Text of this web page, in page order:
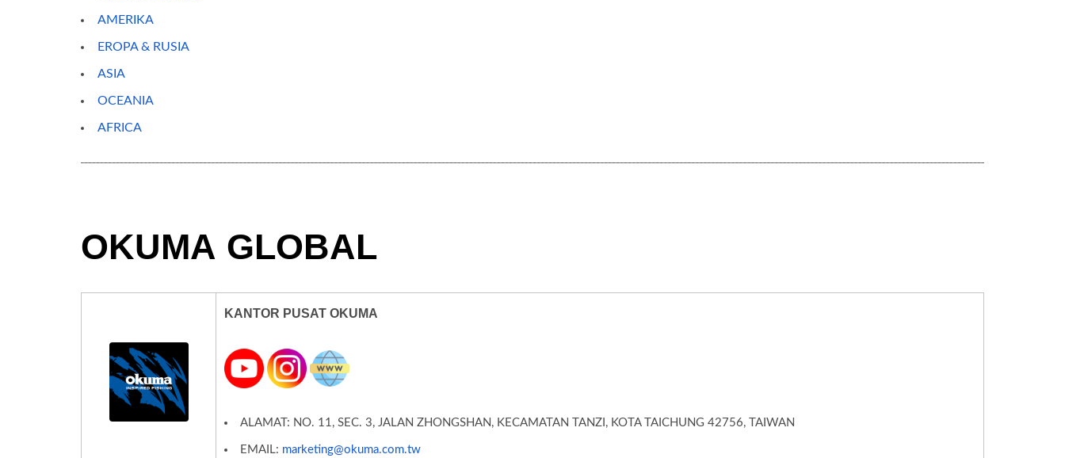
AMERIKA
EROPA & RUSIA
ASIA
OCEANIA
AFRICA
OKUMA GLOBAL
KANTOR PUSAT OKUMA
ALAMAT: NO. 11, SEC. 3, JALAN ZHONGSHAN, KECAMATAN TANZI, KOTA TAICHUNG 42756, TAIWAN
EMAIL: marketing@okuma.com.tw